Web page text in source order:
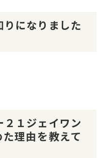
になりました
１ジェイワン
理由を教えて